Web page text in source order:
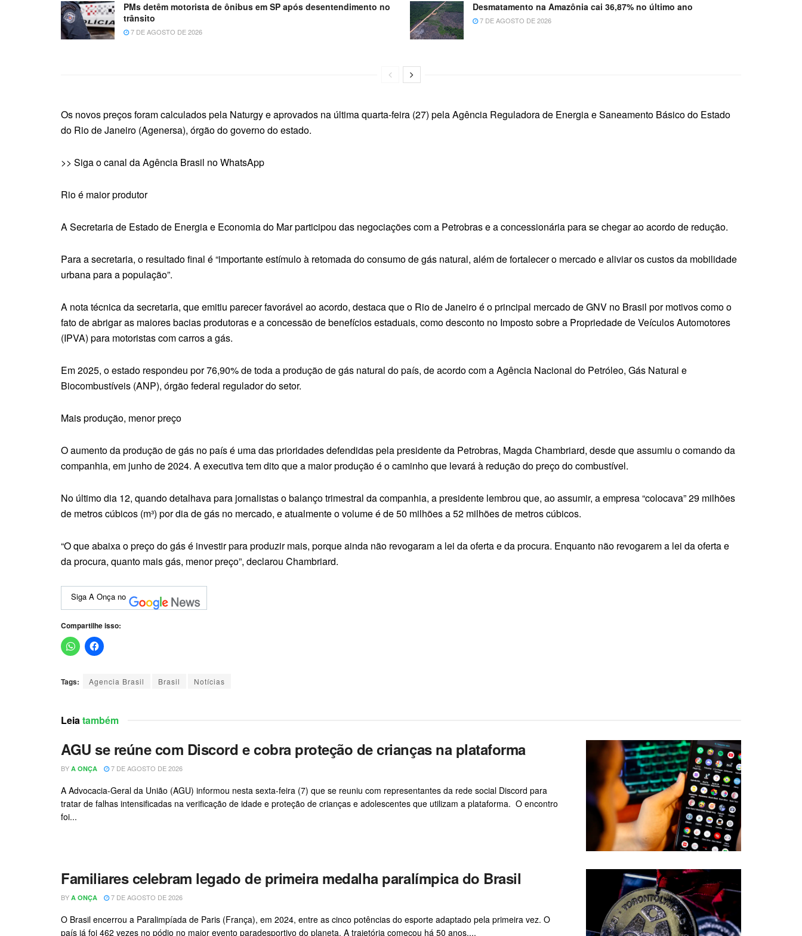
PMs detêm motorista de ônibus em SP após desentendimento no
trânsito
7 DE AGOSTO DE 2026
Desmatamento na Amazônia cai 36,87% no último ano
7 DE AGOSTO DE 2026
Os novos preços foram calculados pela Naturgy e aprovados na última quarta-feira (27) pela Agência Reguladora de Energia e Saneamento Básico do Estado
do Rio de Janeiro (Agenersa), órgão do governo do estado.
>> Siga o canal da Agência Brasil no WhatsApp
Rio é maior produtor
A Secretaria de Estado de Energia e Economia do Mar participou das negociações com a Petrobras e a concessionária para se chegar ao acordo de redução.
Para a secretaria, o resultado final é “importante estímulo à retomada do consumo de gás natural, além de fortalecer o mercado e aliviar os custos da mobilidade
urbana para a população”.
A nota técnica da secretaria, que emitiu parecer favorável ao acordo, destaca que o Rio de Janeiro é o principal mercado de GNV no Brasil por motivos como o
fato de abrigar as maiores bacias produtoras e a concessão de benefícios estaduais, como desconto no Imposto sobre a Propriedade de Veículos Automotores
(IPVA) para motoristas com carros a gás.
Em 2025, o estado respondeu por 76,90% de toda a produção de gás natural do país, de acordo com a Agência Nacional do Petróleo, Gás Natural e
Biocombustíveis (ANP), órgão federal regulador do setor.
Mais produção, menor preço
O aumento da produção de gás no país é uma das prioridades defendidas pela presidente da Petrobras, Magda Chambriard, desde que assumiu o comando da
companhia, em junho de 2024. A executiva tem dito que a maior produção é o caminho que levará à redução do preço do combustível.
No último dia 12, quando detalhava para jornalistas o balanço trimestral da companhia, a presidente lembrou que, ao assumir, a empresa “colocava” 29 milhões
de metros cúbicos (m³) por dia de gás no mercado, e atualmente o volume é de 50 milhões a 52 milhões de metros cúbicos.
“O que abaixa o preço do gás é investir para produzir mais, porque ainda não revogaram a lei da oferta e da procura. Enquanto não revogarem a lei da oferta e
da procura, quanto mais gás, menor preço”, declarou Chambriard.
Siga A Onça no
Compartilhe isso:
Tags: Agencia Brasil Brasil Notícias
Leiatambém
AGU se reúne com Discord e cobra proteção de crianças na plataforma
BY A ONÇA 7 DE AGOSTO DE 2026
A Advocacia-Geral da União (AGU) informou nesta sexta-feira (7) que se reuniu com representantes da rede social Discord para
tratar de falhas intensificadas na verificação de idade e proteção de crianças e adolescentes que utilizam a plataforma. O encontro
foi...
Familiares celebram legado de primeira medalha paralímpica do Brasil
BY A ONÇA 7 DE AGOSTO DE 2026
O Brasil encerrou a Paralimpíada de Paris (França), em 2024, entre as cinco potências do esporte adaptado pela primeira vez. O
país já foi 462 vezes no pódio no maior evento paradesportivo do planeta. A trajetória começou há 50 anos,...